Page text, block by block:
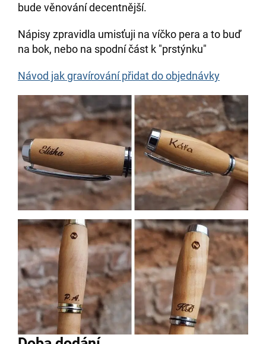
bude věnování decentnější.
Nápisy zpravidla umisťuji na víčko pera a to buď
na bok, nebo na spodní část k "prstýnku"
Návod jak gravírování přidat do objednávky